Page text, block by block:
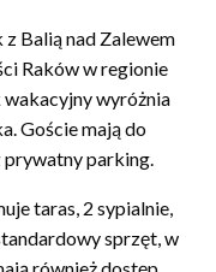
Balią nad Zalewem
Raków w regionie
wyróżnia
Goście mają do
parking.
taras, 2 sypialnie,
sprzęt, w